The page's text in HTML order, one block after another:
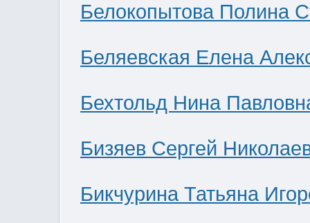
Белокопытова Полина
Беляевская Елена
Бехтольд Нина
Бизяев Сергей
Бикчурина Татьяна